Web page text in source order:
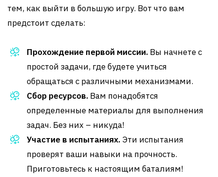
тем, как выйти в большую игру. Вот что вам
предстоит сделать:
Прохождение первой миссии. Вы начнете с
простой задачи, где будете учиться
обращаться с различными механизмами.
Сбор ресурсов. Вам понадобятся
определенные материалы для выполнения
задач. Без них – никуда!
Участие в испытаниях. Эти испытания
проверят ваши навыки на прочность.
Приготовьтесь к настоящим баталиям!